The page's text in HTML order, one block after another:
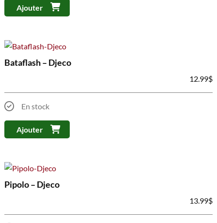
Ajouter
Bataflash – Djeco
12.99$
En stock
Ajouter
Pipolo – Djeco
13.99$